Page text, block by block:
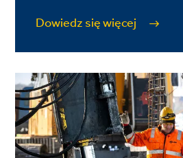
Dowiedz się więcej